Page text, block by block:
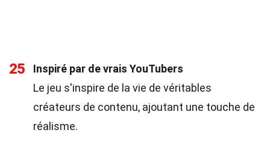
25
Inspiré par de vrais YouTubers
Le jeu s'inspire de la vie de véritables
créateurs de contenu, ajoutant une touche de
réalisme.